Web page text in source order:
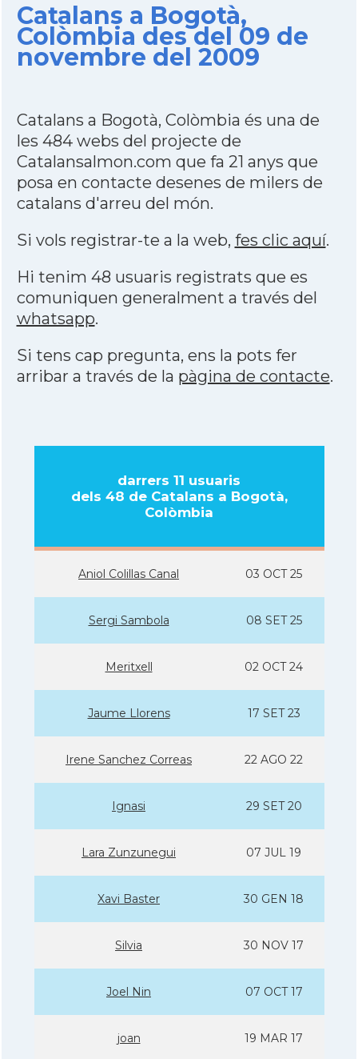
Catalans a Bogotà,
Colòmbia des del 09 de
novembre del 2009
Catalans a Bogotà, Colòmbia és una de
les 484 webs del projecte de
Catalansalmon.com que fa 21 anys que
posa en contacte desenes de milers de
catalans d'arreu del món.
Si vols registrar-te a la web, fes clic aquí.
Hi tenim 48 usuaris registrats que es
comuniquen generalment a través del
whatsapp.
Si tens cap pregunta, ens la pots fer
arribar a través de la pàgina de contacte.
darrers 11 usuaris
dels 48 de Catalans a Bogotà,
Colòmbia
Aniol Colillas Canal 03 OCT 25
Sergi Sambola 08 SET 25
Meritxell 02 OCT 24
Jaume Llorens 17 SET 23
Irene Sanchez Correas 22 AGO 22
Ignasi 29 SET 20
Lara Zunzunegui 07 JUL 19
Xavi Baster 30 GEN 18
Silvia 30 NOV 17
Joel Nin 07 OCT 17
joan 19 MAR 17